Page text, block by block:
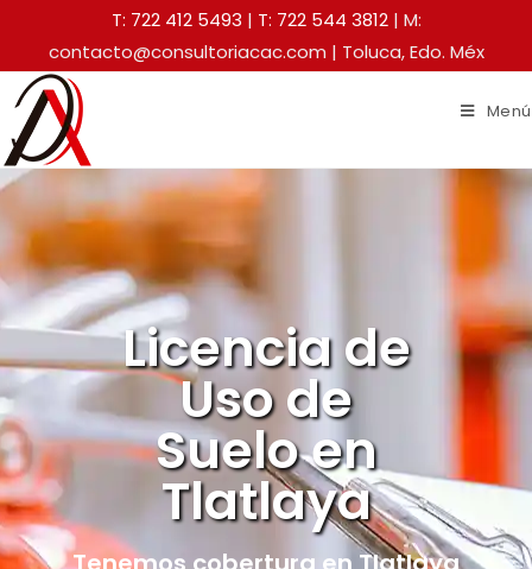
T: 722 412 5493 | T: 722 544 3812| M:
contacto@consultoriacac.com | Toluca, Edo. Méx
Menú
Licencia de
Uso de
Suelo en
Tlatlaya